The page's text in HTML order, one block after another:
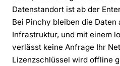
Datenstandort ist ab der
Bei Pinchy bleiben die Daten
Infrastruktur, und mit einem
verlässt keine Anfrage Ihr
Lizenzschlüssel wird offline